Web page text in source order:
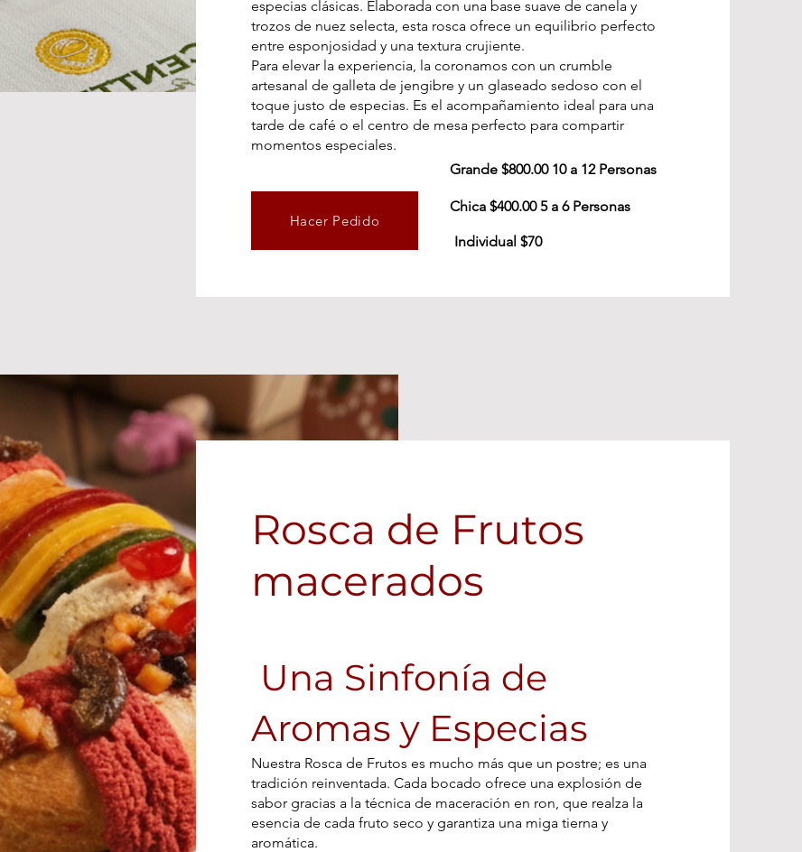
especias clásicas. Elaborada con una base suave de canela y
trozos de nuez selecta, esta rosca ofrece un equilibrio perfecto
entre esponjosidad y una textura crujiente.
Para elevar la experiencia, la coronamos con un crumble
artesanal de galleta de jengibre y un glaseado sedoso con el
toque justo de especias. Es el acompañamiento ideal para una
tarde de café o el centro de mesa perfecto para compartir
momentos especiales.
Grande $800.00 10 a 12 Personas
Hacer Pedido
Chica $400.00 5 a 6 Personas
Individual $70
Rosca de Frutos
macerados
Una Sinfonía de
Aromas y Especias
Nuestra Rosca de Frutos es mucho más que un postre; es una
tradición reinventada. Cada bocado ofrece una explosión de
sabor gracias a la técnica de maceración en ron, que realza la
esencia de cada fruto seco y garantiza una miga tierna y
aromática.